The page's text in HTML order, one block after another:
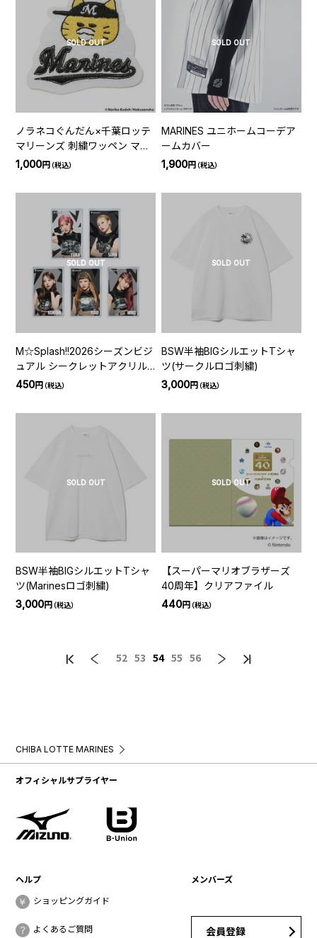
SOLD OUT
ノラネコぐんだん×千葉ロッテ
マリーンズ 刺繍ワッペン マリ
ーンズ
1,000円（税込）
SOLD OUT
MARINES ユニホームコーデア
ームカバー
1,900円（税込）
SOLD OUT
M☆Splash!!2026シーズンビジ
ュアル シークレットアクリル
カード
450円（税込）
SOLD OUT
BSW半袖BIGシルエットTシャ
ツ(サークルロゴ刺繍)
3,000円（税込）
SOLD OUT
BSW半袖BIGシルエットTシャ
ツ(Marinesロゴ刺繍)
3,000円（税込）
SOLD OUT
【スーパーマリオブラザーズ
40周年】クリアファイル
440円（税込）
52 53 54 55 56
CHIBA LOTTE MARINES
オフィシャルサプライヤー
ヘルプ
ショッピングガイド
よくあるご質問
メンバーズ
会員登録